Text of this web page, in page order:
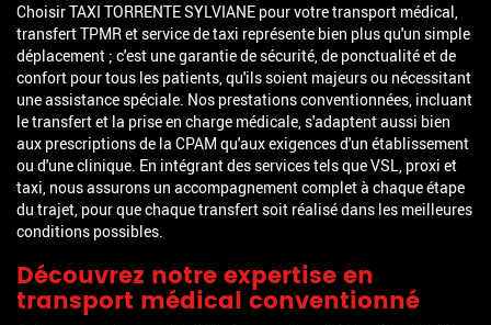
Choisir TAXI TORRENTE SYLVIANE pour votre transport médical,
transfert TPMR et service de taxi représente bien plus qu'un simple
déplacement ; c'est une garantie de sécurité, de ponctualité et de
confort pour tous les patients, qu'ils soient majeurs ou nécessitant
une assistance spéciale. Nos prestations conventionnées, incluant
le transfert et la prise en charge médicale, s'adaptent aussi bien
aux prescriptions de la CPAM qu'aux exigences d'un établissement
ou d'une clinique. En intégrant des services tels que VSL, proxi et
taxi, nous assurons un accompagnement complet à chaque étape
du trajet, pour que chaque transfert soit réalisé dans les meilleures
conditions possibles.
Découvrez notre expertise en
transport médical conventionné